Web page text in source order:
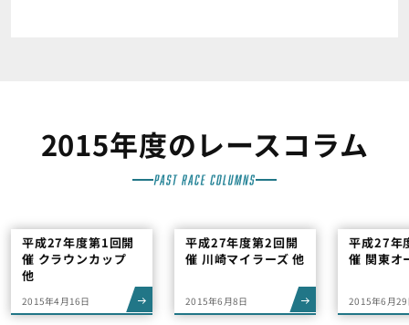
2015年度のレースコラム
平成27年度第1回開
催 クラウンカップ
他
2015年4月16日
平成27年度第2回開
催 川崎マイラーズ 他
2015年6月8日
平成27年
催 関東オ
2015年6月